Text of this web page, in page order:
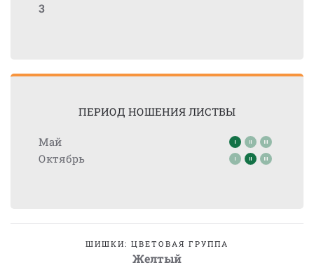
3
ПЕРИОД НОШЕНИЯ ЛИСТВЫ
Май
Октябрь
ШИШКИ: ЦВЕТОВАЯ ГРУППА
Желтый